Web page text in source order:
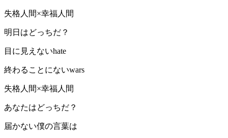
失格人間×幸福人間
明日はどっちだ？
目に見えないhate
終わることにないwars
失格人間×幸福人間
あなたはどっちだ？
届かない僕の言葉は